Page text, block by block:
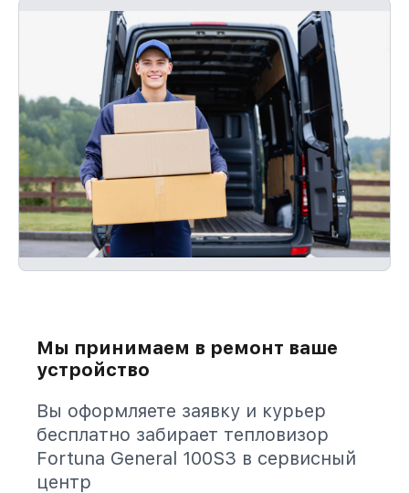
Мы принимаем в ремонт ваше
устройство
Вы оформляете заявку и курьер
бесплатно забирает тепловизор
Fortuna General 100S3 в сервисный
центр